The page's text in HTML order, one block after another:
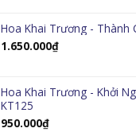
Hoa Khai Trương - Thành
1.650.000₫
Hoa Khai Trương - Khởi
KT125
950.000₫